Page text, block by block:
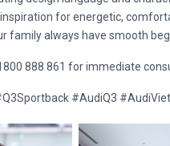
for energetic,
family always have smooth
888 861 for immediate
#AudiQ3